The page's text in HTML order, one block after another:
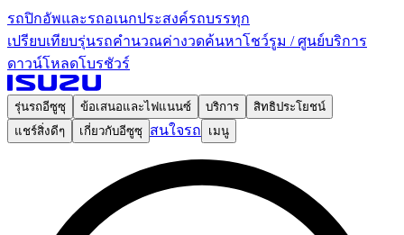
รถปิกอัพและรถอเนกประสงค์รถบรรทุก
เปรียบเทียบรุ่นรถคำนวณค่างวดค้นหาโชว์รูม / ศูนย์บริการ
ดาวน์โหลดโบรชัวร์
รุ่นรถอีซูซุ ข้อเสนอและไฟแนนซ์ บริการ
สิทธิประโยชน์
แชร์สิ่งดีๆ
เกี่ยวกับอีซูซุ สนใจรถ เมนู